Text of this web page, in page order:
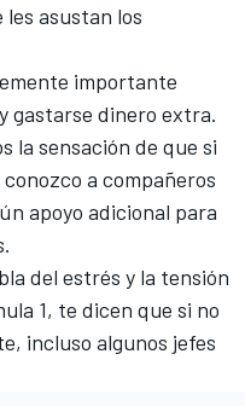
asustan los
importante
gastarse dinero extra.
la sensación de que si
conozco a compañeros
apoyo adicional para
del estrés y la tensión
1, te dicen que si no
incluso algunos jefes